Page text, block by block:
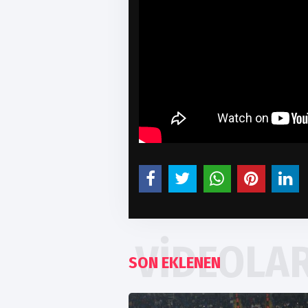
SON EKLENEN